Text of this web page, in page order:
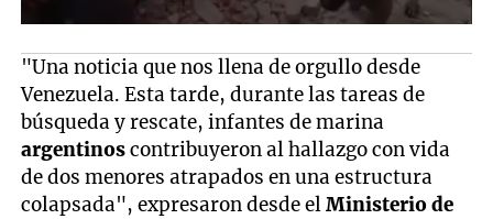
"Una noticia que nos llena de orgullo desde
Venezuela. Esta tarde, durante las tareas de
búsqueda y rescate, infantes de marina
argentinoscontribuyeron al hallazgo con vida
de dos menores atrapados en una estructura
colapsada", expresaron desde elMinisterio de